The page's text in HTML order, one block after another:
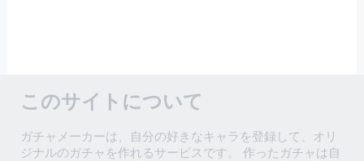
このサイトについて
ガチャメーカーは、自分の好きなキャラを登録して、オリ
ジナルのガチャを作れるサービスです。 作ったガチャは自